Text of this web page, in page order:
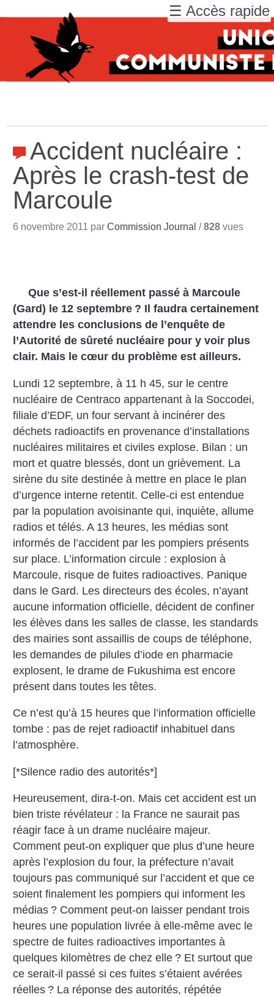
Accident nucléaire :
Après le crash-test de
Marcoule
6 novembre 2011 parCommission Journal /828 vues
Que s’est-il réellement passé à Marcoule
(Gard) le 12 septembre ? Il faudra certainement
attendre les conclusions de l’enquête de
l’Autorité de sûreté nucléaire pour y voir plus
clair. Mais le cœur du problème est ailleurs.
Lundi 12 septembre, à 11 h 45, sur le centre
nucléaire de Centraco appartenant à la Soccodei,
filiale d’EDF, un four servant à incinérer des
déchets radioactifs en provenance d’installations
nucléaires militaires et civiles explose. Bilan : un
mort et quatre blessés, dont un grièvement. La
sirène du site destinée à mettre en place le plan
d’urgence interne retentit. Celle-ci est entendue
par la population avoisinante qui, inquiète, allume
radios et télés. A 13 heures, les médias sont
informés de l’accident par les pompiers présents
sur place. L’information circule : explosion à
Marcoule, risque de fuites radioactives. Panique
dans le Gard. Les directeurs des écoles, n’ayant
aucune information officielle, décident de confiner
les élèves dans les salles de classe, les standards
des mairies sont assaillis de coups de téléphone,
les demandes de pilules d’iode en pharmacie
explosent, le drame de Fukushima est encore
présent dans toutes les têtes.
Ce n’est qu’à 15 heures que l’information officielle
tombe : pas de rejet radioactif inhabituel dans
l’atmosphère.
[*Silence radio des autorités*]
Heureusement, dira-t-on. Mais cet accident est un
bien triste révélateur : la France ne saurait pas
réagir face à un drame nucléaire majeur.
Comment peut-on expliquer que plus d’une heure
après l’explosion du four, la préfecture n’avait
toujours pas communiqué sur l’accident et que ce
soient finalement les pompiers qui informent les
médias ? Comment peut-on laisser pendant trois
heures une population livrée à elle-même avec le
spectre de fuites radioactives importantes à
quelques kilomètres de chez elle ? Et surtout que
ce serait-il passé si ces fuites s’étaient avérées
réelles ? La réponse des autorités, répétée
☰ Accès rapide